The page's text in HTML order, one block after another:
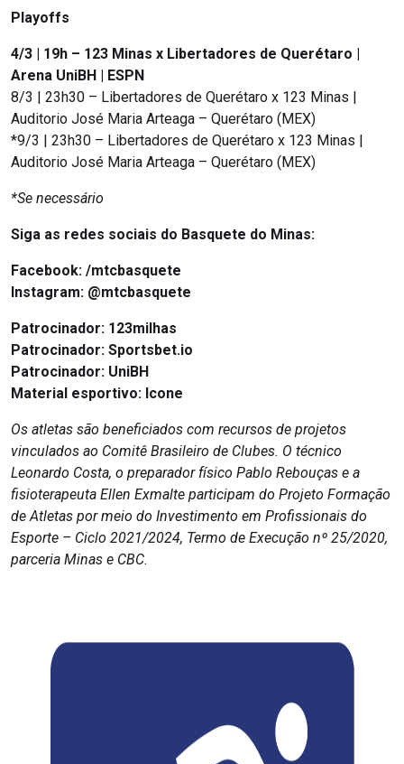
Playoffs
4/3 | 19h – 123 Minas x Libertadores de Querétaro |
Arena UniBH | ESPN
8/3 | 23h30 – Libertadores de Querétaro x 123 Minas |
Auditorio José Maria Arteaga – Querétaro (MEX)
*9/3 | 23h30 – Libertadores de Querétaro x 123 Minas |
Auditorio José Maria Arteaga – Querétaro (MEX)
*Se necessário
Siga as redes sociais do Basquete do Minas:
Facebook: /mtcbasquete
Instagram: @mtcbasquete
Patrocinador: 123milhas
Patrocinador: Sportsbet.io
Patrocinador: UniBH
Material esportivo: Icone
Os atletas são beneficiados com recursos de projetos
vinculados ao Comitê Brasileiro de Clubes. O técnico
Leonardo Costa, o preparador físico Pablo Rebouças e a
fisioterapeuta Ellen Exmalte participam do Projeto Formação
de Atletas por meio do Investimento em Profissionais do
Esporte – Ciclo 2021/2024, Termo de Execução nº 25/2020,
parceria Minas e CBC.